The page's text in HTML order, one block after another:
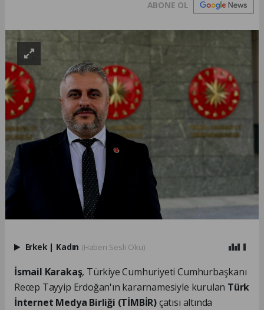
ABONE OL
Erkek | Kadın (Haberi Sesli Oku)
İsmail Karakaş, Türkiye Cumhuriyeti Cumhurbaşkanı
Recep Tayyip Erdoğan'ın kararnamesiyle kurulan Türk
İnternet Medya Birliği (TİMBİR)çatısı altında